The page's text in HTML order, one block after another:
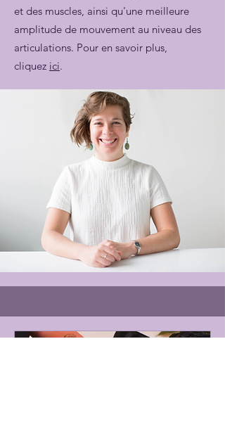
et des muscles, ainsi qu'une meilleure
amplitude de mouvement au niveau des
articulations. Pour en savoir plus,
cliquez ici.